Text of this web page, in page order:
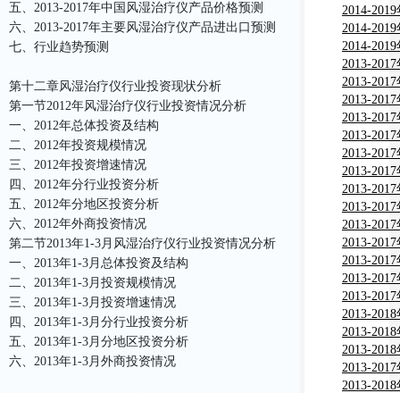
五、2013-2017年中国风湿治疗仪产品价格预测
六、2013-2017年主要风湿治疗仪产品进出口预测
七、行业趋势预测
第十二章风湿治疗仪行业投资现状分析
第一节2012年风湿治疗仪行业投资情况分析
一、2012年总体投资及结构
二、2012年投资规模情况
三、2012年投资增速情况
四、2012年分行业投资分析
五、2012年分地区投资分析
六、2012年外商投资情况
第二节2013年1-3月风湿治疗仪行业投资情况分析
一、2013年1-3月总体投资及结构
二、2013年1-3月投资规模情况
三、2013年1-3月投资增速情况
四、2013年1-3月分行业投资分析
五、2013年1-3月分地区投资分析
六、2013年1-3月外商投资情况
展趋势及
告
市场行情
前景预测
2014-
场行情现
景预测评
2014-
市场行情
前景预测
2014-
(生物材
发展趋势
报告
2013-
分析与行
2013-
场分析与
2013-
分析与行
2013-
场分析与
2013-
场深度调
告
2013-
状分析及
2013-
场分析与
2013-
场分析与
2013-
场现状分
告
2013-
分析与投
2013-
监测及投
2013-
市场监测
2013-
需分析及
2013-
设备市场
报告
2013-
市场监测
2013-
场现状分
告
2013-
测及投资
2013-
分析与投
2013-